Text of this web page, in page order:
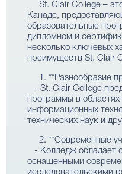
St. Clair College –
Канаде,
образовательные
дипломном и
несколько ключевых
преимуществ St. Clair
1. **Разнообразие
- St. Clair College
программы в областях
информационных
технических наук и
2. **Современные
- Колледж обладает
оснащенными